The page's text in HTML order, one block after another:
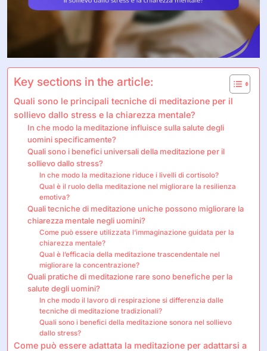
Key sections in the article:
Quali sono le principali tecniche di meditazione per il
sollievo dallo stress e la chiarezza mentale?
In che modo la meditazione influisce sulla salute degli
uomini specificamente?
Quali sono i benefici universali della meditazione per il
sollievo dallo stress?
In che modo la meditazione riduce i livelli di cortisolo?
Qual è il ruolo della meditazione nel migliorare la resilienza
emotiva?
Quali tecniche di meditazione uniche possono migliorare la
chiarezza mentale negli uomini?
Come può essere utilizzata l’immaginazione guidata per la
chiarezza mentale?
Qual è l’efficacia della meditazione trascendentale nel
migliorare la concentrazione?
Quali pratiche di meditazione rare sono benefiche per la
salute degli uomini?
In che modo il lavoro di respirazione si differenzia dalle
tecniche di meditazione tradizionali?
Quali sono i benefici della meditazione sonora nel sollievo
dallo stress?
Come può essere adattata la meditazione per adattarsi a